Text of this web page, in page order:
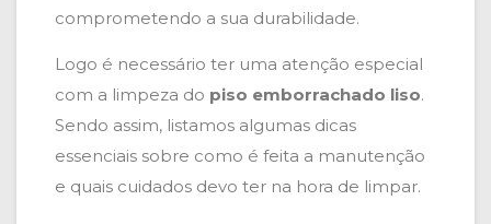
comprometendo a sua durabilidade.
Logo é necessário ter uma atenção especial
com a limpeza do piso emborrachado liso.
Sendo assim, listamos algumas dicas
essenciais sobre como é feita a manutenção
e quais cuidados devo ter na hora de limpar.